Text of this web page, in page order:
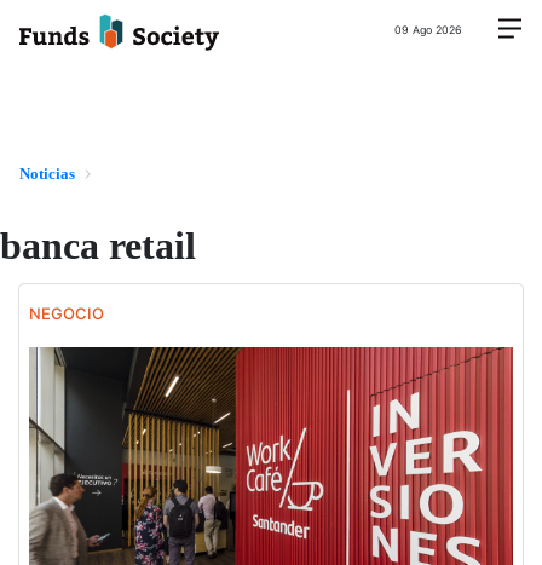
09 Ago 2026
Noticias
banca retail
NEGOCIO